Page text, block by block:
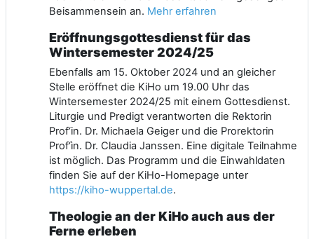
Beisammensein an. Mehr erfahren
Eröffnungsgottesdienst für das
Wintersemester 2024/25
Ebenfalls am 15. Oktober 2024 und an gleicher
Stelle eröffnet die KiHo um 19.00 Uhr das
Wintersemester 2024/25 mit einem Gottesdienst.
Liturgie und Predigt verantworten die Rektorin
Prof‘in. Dr. Michaela Geiger und die Prorektorin
Prof‘ìn. Dr. Claudia Janssen. Eine digitale Teilnahme
ist möglich. Das Programm und die Einwahldaten
finden Sie auf der KiHo-Homepage unter
https://kiho-wuppertal.de.
Theologie an der KiHo auch aus der
Ferne erleben